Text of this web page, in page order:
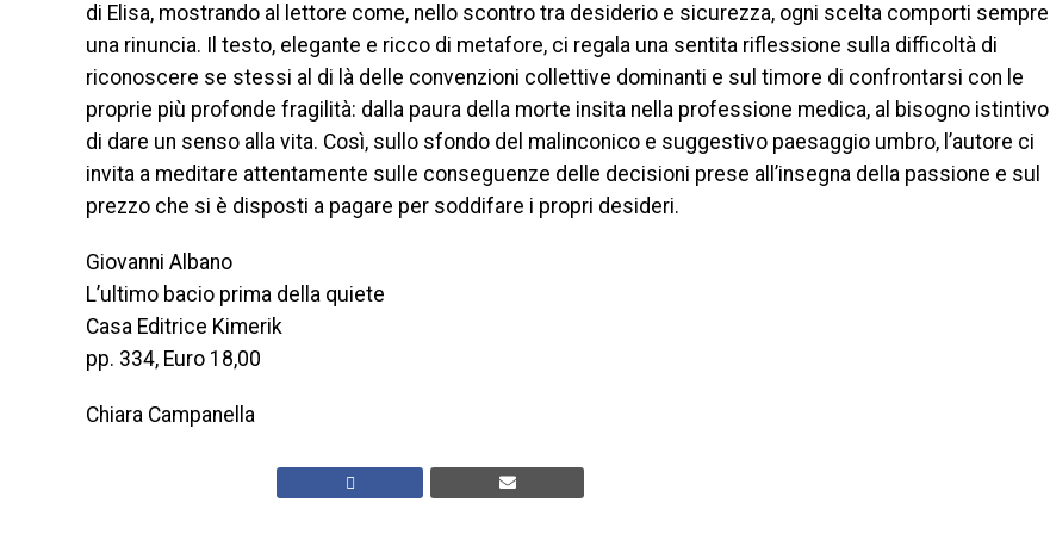
di Elisa, mostrando al lettore come, nello scontro tra desiderio e sicurezza, ogni scelta comporti sempre
una rinuncia. Il testo, elegante e ricco di metafore, ci regala una sentita riflessione sulla difficoltà di
riconoscere se stessi al di là delle convenzioni collettive dominanti e sul timore di confrontarsi con le
proprie più profonde fragilità: dalla paura della morte insita nella professione medica, al bisogno istintivo
di dare un senso alla vita. Così, sullo sfondo del malinconico e suggestivo paesaggio umbro, l’autore ci
invita a meditare attentamente sulle conseguenze delle decisioni prese all’insegna della passione e sul
prezzo che si è disposti a pagare per soddifare i propri desideri.
Giovanni Albano
L’ultimo bacio prima della quiete
Casa Editrice Kimerik
pp. 334, Euro 18,00
Chiara Campanella